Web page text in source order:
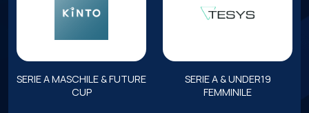
SERIE A MASCHILE & FUTURE
CUP
SERIE A & UNDER19
FEMMINILE